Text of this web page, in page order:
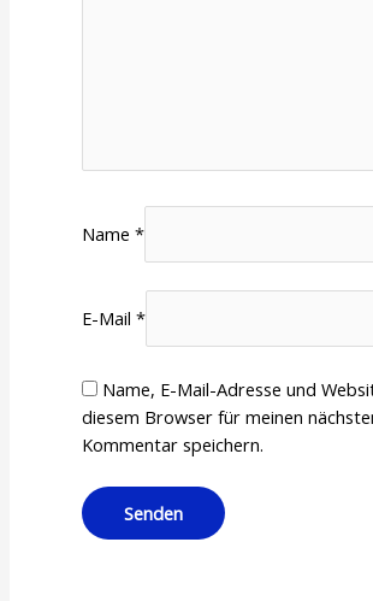
Name*
E-Mail*
Name, E-Mail-Adresse und
diesem Browser für meinen
Kommentar speichern.